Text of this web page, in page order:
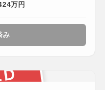
万円
み